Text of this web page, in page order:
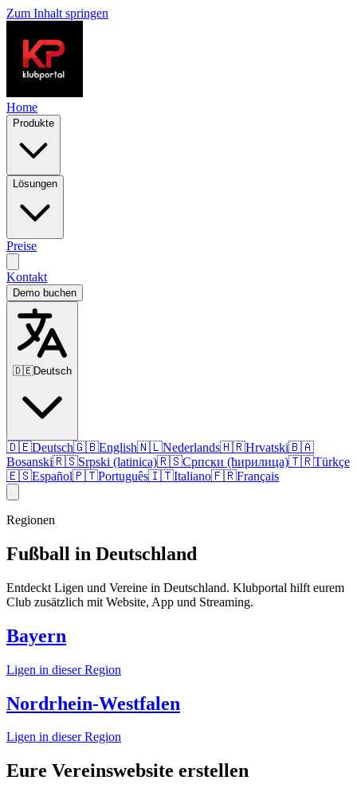
Zum Inhalt springen
Home
Produkte
Lösungen
Preise
Kontakt
Demo buchen
🇩🇪Deutsch
🇩🇪Deutsch🇬🇧English🇳🇱Nederlands🇭🇷Hrvatski🇧🇦
Bosanski🇷🇸Srpski (latinica)🇷🇸Српски (ћирилица)🇹🇷Türkçe
🇪🇸Español🇵🇹Português🇮🇹Italiano🇫🇷Français
Regionen
Fußball in Deutschland
Entdeckt Ligen und Vereine in Deutschland. Klubportal hilft eurem
Club zusätzlich mit Website, App und Streaming.
Bayern
Ligen in dieser Region
Nordrhein-Westfalen
Ligen in dieser Region
Eure Vereinswebsite erstellen